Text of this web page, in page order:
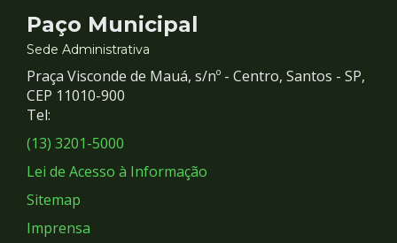
Contato
e
Redes
Sociais
Paço Municipal
Sede Administrativa
Praça Visconde de Mauá, s/nº - Centro, Santos - SP,
CEP 11010-900
Tel:
(13) 3201-5000
Lei de Acesso à Informação
Sitemap
Imprensa